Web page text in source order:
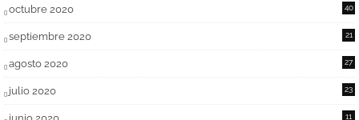
octubre 2020 40
septiembre 2020 21
agosto 2020 27
julio 2020 23
11